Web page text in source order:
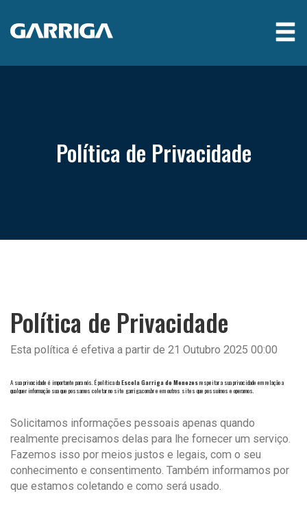
Política de Privacidade
Política de Privacidade
Esta política é efetiva a partir de 21 Outubro 2025 00:00
A sua privacidade é importante para nós. É política daEscola Garriga de Menezesrespeitar a sua privacidade em relação a
qualquer informação sua que possamos coletar no site garriga.com.bre em outros sites que possuímos e operamos.
Solicitamos informações pessoais apenas quando
realmente precisamos delas para lhe fornecer um serviço.
Fazemos isso por meios justos e legais, com o seu
conhecimento e consentimento. Também informamos por
que estamos coletando e como será usado.